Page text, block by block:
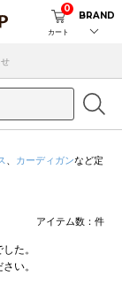
カート
0
BRAND
カーディガンなど定
アイテム数： 件
た。
い。